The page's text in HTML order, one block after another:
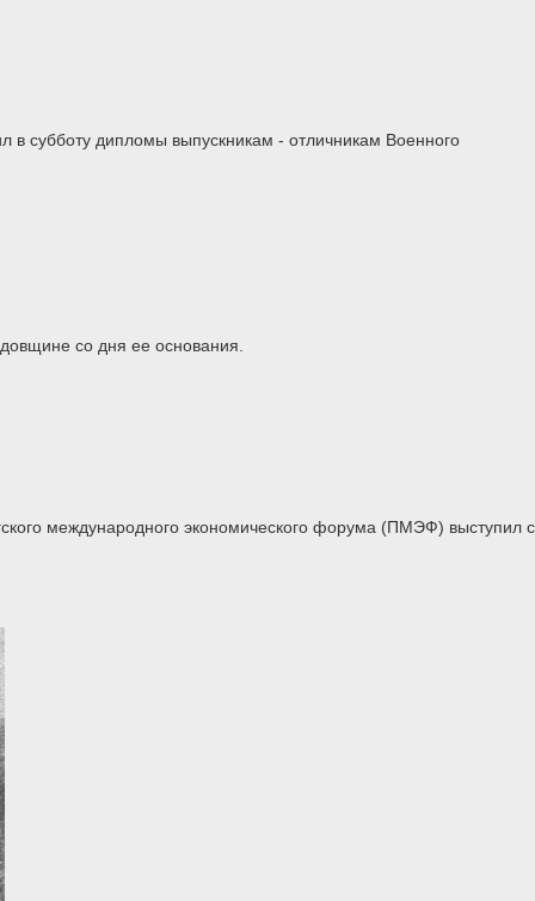
в субботу дипломы выпускникам - отличникам Военного
со дня ее основания.
международного экономического форума (ПМЭФ) выступил с